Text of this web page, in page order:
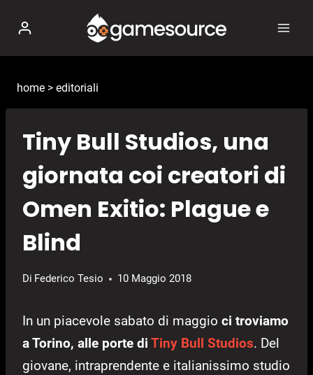
contenuto
home > editoriali
Tiny Bull Studios, una
giornata coi creatori di
Omen Exitio: Plague e
Blind
Di Federico Tesio 10 Maggio 2018
In un piacevole sabato di maggio ci troviamo
a Torino, alle porte di Tiny Bull Studios. Del
giovane, intraprendente e italianissimo studio